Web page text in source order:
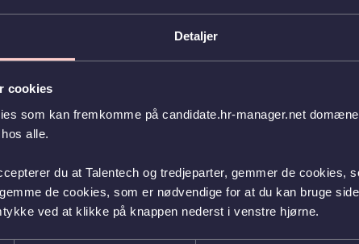
Detaljer
cookies
som kan fremkomme på candidate.hr-manager.net
alle.
du at Talentech og tredjeparter, gemmer de cookies,
de cookies, som er nødvendige for at du kan bruge
ved at klikke på knappen nederst i venstre hjørne.